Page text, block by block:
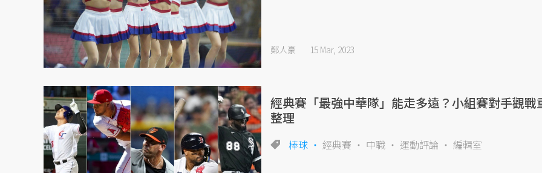
鄭人豪 15 Mar, 2023
經典賽「最強中華隊」能走多遠？小組賽對手觀戰
整理
棒球 經典賽 中職 運動評論 編輯室